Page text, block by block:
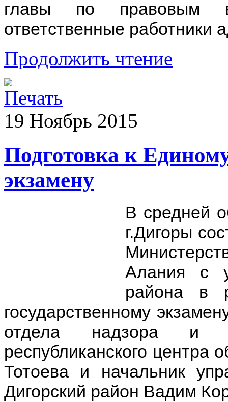
главы по правовым
ответственные работники
Продолжить чтение
19 Ноябрь 2015
Подготовка к
экзамену
В средней
г.Дигоры
Алания с
района в
государственному
отдела надзора и
республиканского центра
Тотоева и начальник
Дигорский район Вадим